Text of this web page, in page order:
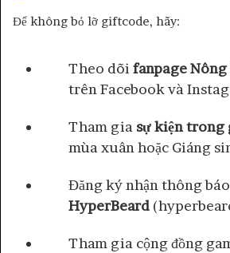
Để không bỏ lỡ giftcode, hãy:
Theo dõi fanpage
trên Facebook và
Tham gia sự kiện trong
mùa xuân hoặc Giáng
Đăng ký nhận thông
HyperBeard
Tham gia cộng đồng